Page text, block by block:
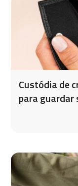
Custódia de
para guardar